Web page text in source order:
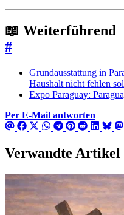
📖 Weiterführend
#
Grundausstattung in
Haushalt nicht fehlen
Expo Paraguay:
Per E-Mail antworten
Verwandte Artikel